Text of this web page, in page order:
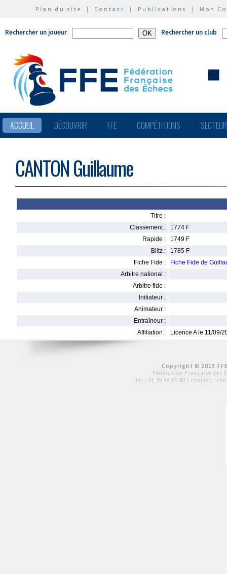
Plan du site | Contact | Publications | Mon
Rechercher un joueur Rechercher un club
ACCUEIL DÉCOUVRIR FFE COMPÉTITIONS
CANTON Guillaume
Titre :
Classement :
1774 F
Rapide :
1749 F
Blitz :
1785 F
Fiche Fide :
Fiche Fide de
Arbitre national :
Arbitre fide :
Initiateur :
Animateur :
Entraîneur :
Affiliation :
Licence A le 11/09/
Copyright © 2015
Fédération Française des
tél : 01 39 44 65 80 | contact :